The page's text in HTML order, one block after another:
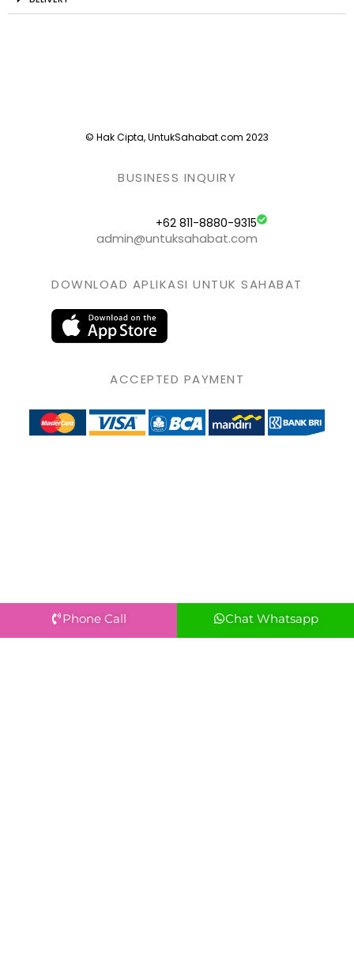
© Hak Cipta, UntukSahabat.com 2023
BUSINESS INQUIRY
+62 811-8880-9315
admin@untuksahabat.com
DOWNLOAD APLIKASI UNTUK SAHABAT
ACCEPTED PAYMENT
Phone Call Chat Whatsapp